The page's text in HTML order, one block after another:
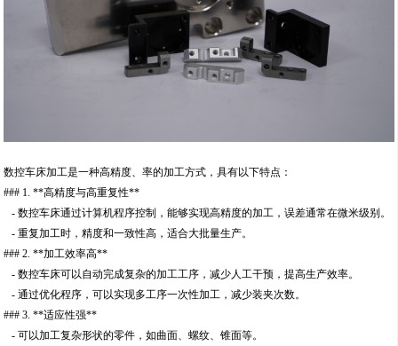
数控车床加工是一种高精度、率的加工方式，具有以下特点：
### 1. **高精度与高重复性**
- 数控车床通过计算机程序控制，能够实现高精度的加工，误差通常在微米级别。
- 重复加工时，精度和一致性高，适合大批量生产。
### 2. **加工效率高**
- 数控车床可以自动完成复杂的加工工序，减少人工干预，提高生产效率。
- 通过优化程序，可以实现多工序一次性加工，减少装夹次数。
### 3. **适应性强**
- 可以加工复杂形状的零件，如曲面、螺纹、锥面等。